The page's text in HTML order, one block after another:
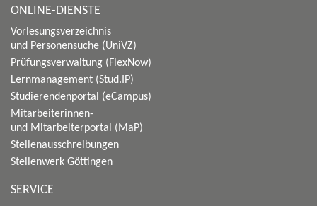
ONLINE-DIENSTE
Vorlesungsverzeichnis
und Personensuche (UniVZ)
Prüfungsverwaltung (FlexNow)
Lernmanagement (Stud.IP)
Studierendenportal (eCampus)
Mitarbeiterinnen-
und Mitarbeiterportal (MaP)
Stellenausschreibungen
Stellenwerk Göttingen
SERVICE